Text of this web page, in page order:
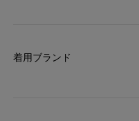
着用ブランド